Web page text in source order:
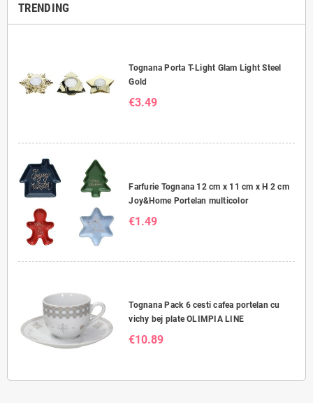
TRENDING
Tognana Porta T-Light Glam Light Steel
Gold
€3.49
Farfurie Tognana 12 cm x 11 cm x H 2 cm
Joy&Home Portelan multicolor
€1.49
Tognana Pack 6 cesti cafea portelan cu
vichy bej plate OLIMPIA LINE
€10.89